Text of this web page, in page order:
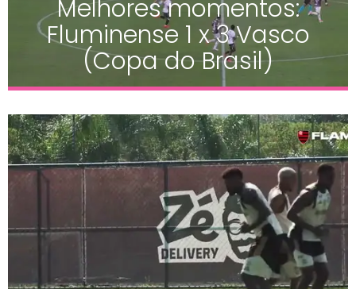
Melhores momentos:
Fluminense 1 x 3 Vasco
(Copa do Brasil)